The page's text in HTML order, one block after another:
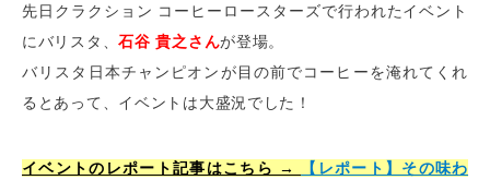
先日クラクション コーヒーロースターズで行われたイベント
にバリスタ、石谷 貴之さんが登場。
バリスタ日本チャンピオンが目の前でコーヒーを淹れてくれ
るとあって、イベントは大盛況でした！
イベントのレポート記事はこちら →
【レポート】その味わ